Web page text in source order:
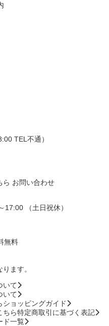
TEL不通）
お問い合わせ
（土日祝休）
無料
ます。
いて
いて
ショッピングガイド
特定商取引に基づく表記
ド一覧